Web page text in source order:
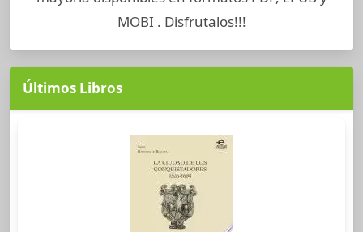
MOBI . Disfrutalos!!!
Últimos Libros